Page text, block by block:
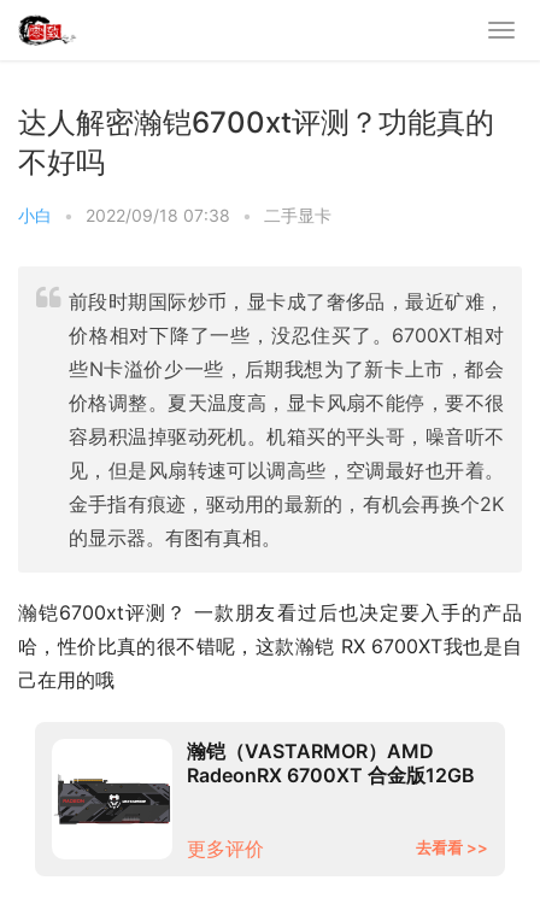
达人解密瀚铠6700xt评测？功能真的
不好吗
小白 • 2022/09/18 07:38 • 二手显卡
前段时期国际炒币，显卡成了奢侈品，最近矿难，
价格相对下降了一些，没忍住买了。6700XT相对
些N卡溢价少一些，后期我想为了新卡上市，都会
价格调整。夏天温度高，显卡风扇不能停，要不很
容易积温掉驱动死机。机箱买的平头哥，噪音听不
见，但是风扇转速可以调高些，空调最好也开着。
金手指有痕迹，驱动用的最新的，有机会再换个2K
的显示器。有图有真相。
瀚铠6700xt评测？ 一款朋友看过后也决定要入手的产品
哈，性价比真的很不错呢，这款瀚铠 RX 6700XT我也是自
己在用的哦
瀚铠（VASTARMOR）AMD
RadeonRX 6700XT 合金版12GB
更多评价 去看看 >>